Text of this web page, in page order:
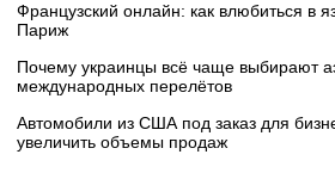
Французский онлайн: как влюбиться в
Париж
Почему украинцы всё чаще выбирают
международных перелётов
Автомобили из США под заказ для
увеличить объемы продаж